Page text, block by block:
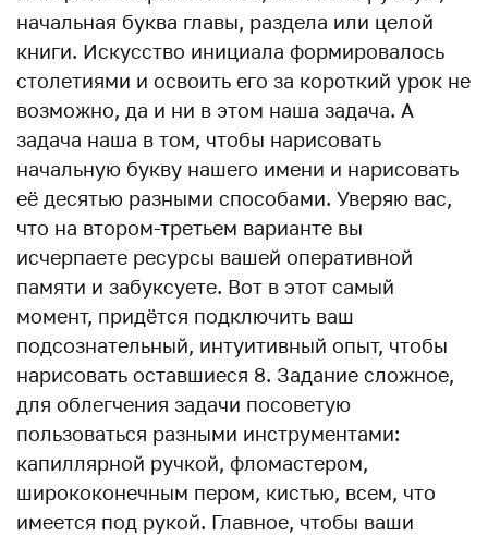
начальная буква главы, раздела или целой
книги. Искусство инициала формировалось
столетиями и освоить его за короткий урок не
возможно, да и ни в этом наша задача. А
задача наша в том, чтобы нарисовать
начальную букву нашего имени и нарисовать
её десятью разными способами. Уверяю вас,
что на втором-третьем варианте вы
исчерпаете ресурсы вашей оперативной
памяти и забуксуете. Вот в этот самый
момент, придётся подключить ваш
подсознательный, интуитивный опыт, чтобы
нарисовать оставшиеся 8. Задание сложное,
для облегчения задачи посоветую
пользоваться разными инструментами:
капиллярной ручкой, фломастером,
ширококонечным пером, кистью, всем, что
имеется под рукой. Главное, чтобы ваши